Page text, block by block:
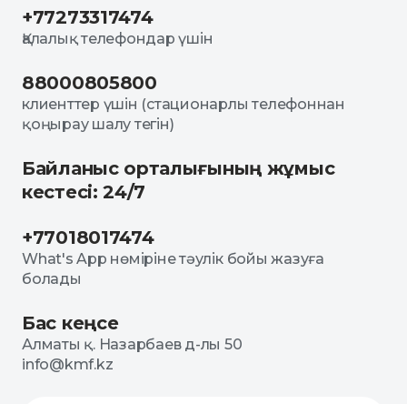
+77273317474
Қалалық телефондар үшін
88000805800
клиенттер үшін (стационарлы телефоннан
қоңырау шалу тегін)
Байланыс орталығының жұмыс
кестесі: 24/7
+77018017474
What's App нөміріне тәулік бойы жазуға
болады
Бас кеңсе
Алматы қ. Назарбаев д-лы 50
info@kmf.kz